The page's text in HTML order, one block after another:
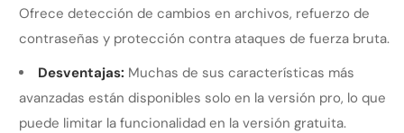
Ofrece detección de cambios en archivos, refuerzo de
contraseñas y protección contra ataques de fuerza bruta.
Desventajas: Muchas de sus características más
avanzadas están disponibles solo en la versión pro, lo que
puede limitar la funcionalidad en la versión gratuita.